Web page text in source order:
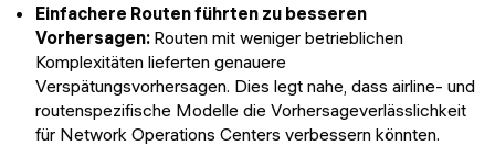
Einfachere Routen führten zu besseren
Vorhersagen: Routen mit weniger betrieblichen
Komplexitäten lieferten genauere
Verspätungsvorhersagen. Dies legt nahe, dass airline- und
routenspezifische Modelle die Vorhersageverlässlichkeit
für Network Operations Centers verbessern könnten.